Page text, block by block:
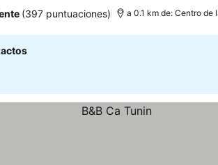
(397 puntuaciones) a 0.1 km de: Centro de